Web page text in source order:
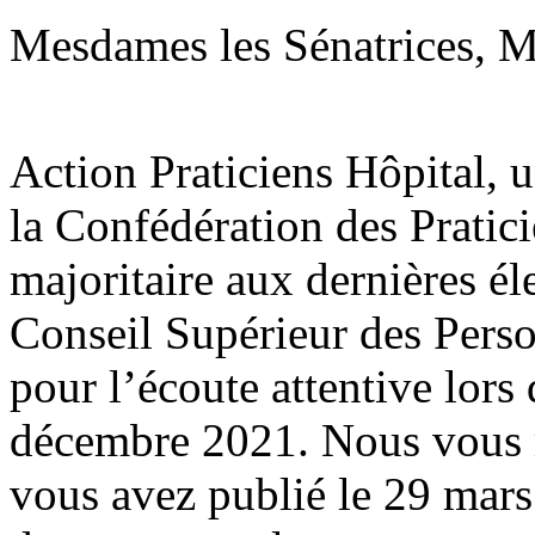
Mesdames les Sénatrices,
Action Praticiens Hôpital,
la Confédération des
majoritaire aux dernières
Conseil Supérieur des
pour l’écoute attentive
décembre 2021. Nous
vous avez publié le 29